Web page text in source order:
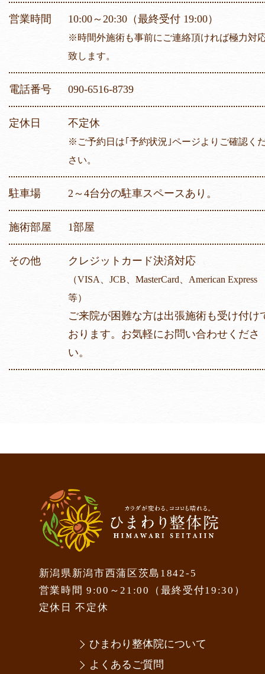
営業時間 10:00～20:30（最終受付 19:00）
※時間外施術も事前にご連絡頂ければ極力対
致します。
電話番号 090-6516-8739
定休日 不定休
※ご予約日は｢予約状況｣ページよりご確認く
さい。
駐車場 2～4台分の駐車スペースあり。
施術部屋 1部屋
その他 クレジットカード決済対応
（VISA、JCB、MasterCard、American Express
等）
ご来院が困難な方は出張施術も受け付け
おります。お気軽にお問い合わせくださ
い。
新潟県新潟市西蒲区茨島1842-5
営業時間 9:00～21:00（最終受付19:30）
定休日 不定休
ひまわり整体院について
よくあるご質問